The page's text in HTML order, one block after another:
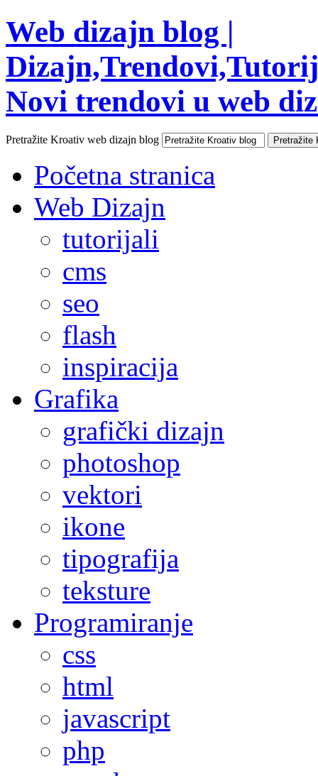
Web dizajn blog |
Novi trendovi u web
Pretražite Kroativ web dizajn blog
Početna stranica
Web Dizajn
tutorijali
cms
seo
flash
inspiracija
Grafika
grafički dizajn
photoshop
vektori
ikone
tipografija
teksture
Programiranje
css
html
javascript
php